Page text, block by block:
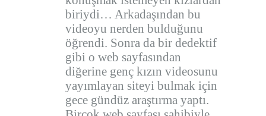
biriydi… Arkadaşından bu
videoyu nerden bulduğunu
öğrendi. Sonra da bir dedektif
gibi o web sayfasından
diğerine genç kızın videosunu
yayımlayan siteyi bulmak için
gece gündüz araştırma yaptı.